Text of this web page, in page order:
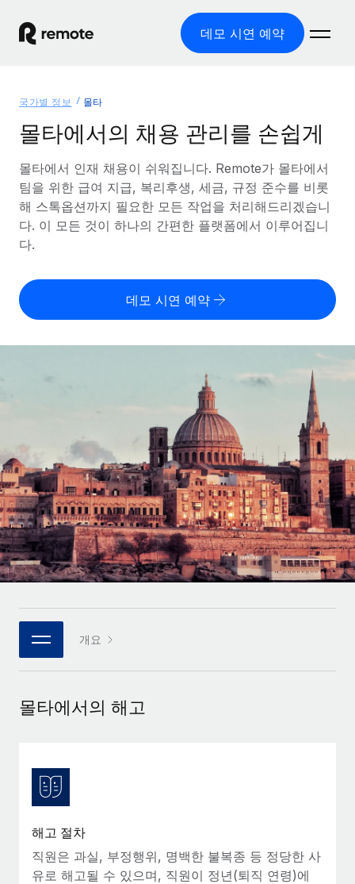
데모 시연 예약
글로벌 고용
글로벌 급여
규정을 준수하며 급여 지급을 손쉽게 처리
전 세계에서 규정을 준수하며 계약자 고용
계약자 관리
인프라
Remote 통합
HR을 워크플로에 매끄럽게 통합
플랫폼
팀을 위한 통합된 핵심 HR 기능
서비스
글로벌 인사 및 규정 준수 업무 처리에 전문가 지원 제공
신원 조사
Compliance Watchtower
규정 준수 관련 위험에 선제적으로 대응
글로벌 서비스 제공
국가별 정보
미국 주별 정보
미국 모든 주 전역에서 채용 업무를 간소화
다른 업체들과 비교해보기
성장하는 기업을 위한 민첩한 글로벌 HR 및 급여 솔루션
중견기업
맞춤형 HR 솔루션으로 팀 확장
엔터프라이즈
대기업을 위한 글로벌 HR
전략적 기술 파트너
플랫폼에 글로벌 HR을 유연하게 통합
사례 연구
리소스
국가별 직원 오분류 리스크 확인
글로벌 계약직을 위한 통화 옵션과 지급 소요 시간 확인
리서치 및 가이드
사례 연구
HR 용어집
체크리스트 및 템플릿
웨비나
이벤트
지원받기
블로그
요금
English
Deutsch
Español
Italiano
Português (Portugal)
한국어
국가별 정보 몰타
몰타에서의 채용 관리를 손쉽게
몰타에서 인재 채용이 쉬워집니다. Remote가 몰타에서
팀을 위한 급여 지급, 복리후생, 세금, 규정 준수를 비롯
해 스톡옵션까지 필요한 모든 작업을 처리해드리겠습니
다. 이 모든 것이 하나의 간편한 플랫폼에서 이루어집니
다.
데모 시연 예약
개요
몰타에서의 해고
해고 절차
직원은 과실, 부정행위, 명백한 불복종 등 정당한 사
유로 해고될 수 있으며, 직원이 정년(퇴직 연령)에